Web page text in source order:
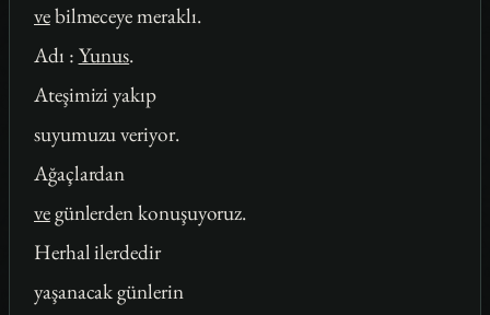
vebilmeceye meraklı.
Adı : Yunus.
Ateşimizi yakıp
suyumuzu veriyor.
Ağaçlardan
vegünlerden konuşuyoruz.
Herhal ilerdedir
yaşanacak günlerin